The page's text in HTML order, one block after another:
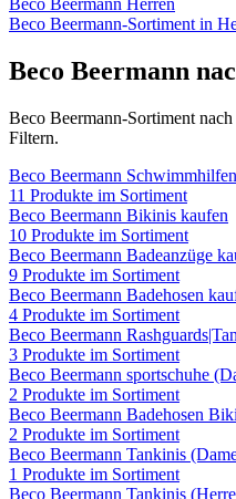
Beco Beermann-Sortiment in
Beco Beermann
Beco Beermann-Sortiment
Filtern.
Beco Beermann Schwimmhilfen
11 Produkte im Sortiment
Beco Beermann Bikinis kaufen
10 Produkte im Sortiment
Beco Beermann Badeanzüge
9 Produkte im Sortiment
Beco Beermann Badehosen
4 Produkte im Sortiment
Beco Beermann
3 Produkte im Sortiment
Beco Beermann sportschuhe
2 Produkte im Sortiment
Beco Beermann Badehosen
2 Produkte im Sortiment
Beco Beermann Tankinis
1 Produkte im Sortiment
Beco Beermann Tankinis